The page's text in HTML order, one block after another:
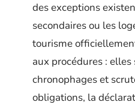
des exceptions
secondaires ou les
tourisme
aux procédures :
chronophages et
obligations, la